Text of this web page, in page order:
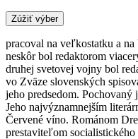
Zúžiť výber
pracoval na veľkostatku a
neskôr bol redaktorom
druhej svetovej vojny bol
vo Zväze slovenských
jeho predsedom.
Jeho najvýznamnejším
Červené víno. Románom
prestaviteľom socialistického